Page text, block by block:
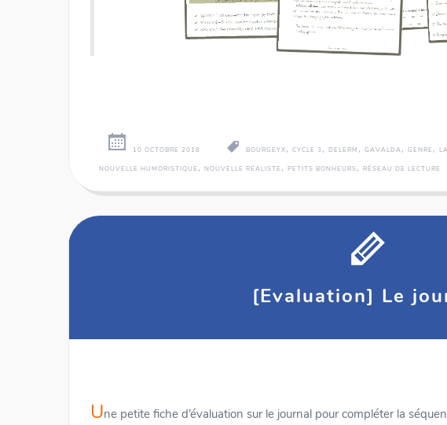
10 OCTOBRE 2018 BOURGEYX, CYCLE 3 , DELERM , GAVALDA, GENRE ,
NOUVELLE HUMORISTIQUE , NOUVELLE RÉALISTE , PETITS BONHEURS, RÉSEAU DE LECTURE
[Evaluation] Le
Une petite fiche d’évaluation sur le journal pour compléter la